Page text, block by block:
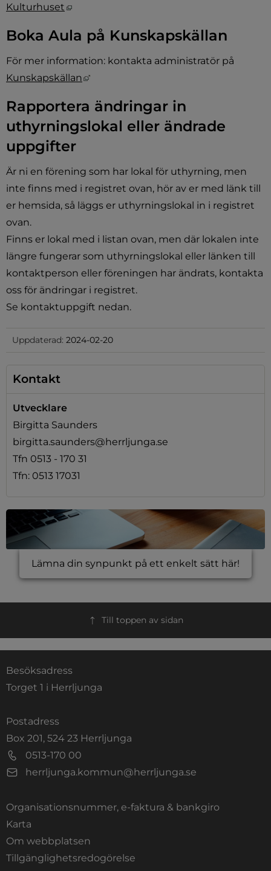
Kulturhuset
Boka Aula på Kunskapskällan
Kunskapskällan
Länk till annan webbplats, öppnas i
Rapportera ändringar in
uthyrningslokal eller ändrade
uppgifter
Är ni en förening som har lokal för uthyrning, men
inte finns med i registret ovan, hör av er med länk till
er hemsida, så läggs er uthyrningslokal in i registret
ovan.
Finns er lokal med i listan ovan, men där lokalen inte
längre fungerar som uthyrningslokal eller länken till
kontaktperson eller föreningen har ändrats, kontakta
oss för ändringar i registret.
Se kontaktuppgift nedan.
Uppdaterad: 2024-02-20
Kontakt
Utvecklare
Birgitta Saunders
birgitta.saunders@herrljunga.se
Tfn 0513 - 170 31
Tfn: 0513 17031
Lämna din synpunkt på ett enkelt sätt här!
Till toppen av sidan
Besöksadress
Torget 1 i Herrljunga
Postadress
Box 201, 524 23 Herrljunga
0513-170 00
herrljunga.kommun@herrljunga.se
Organisationsnummer, e-faktura & bankgiro
Karta
Om webbplatsen
Tillgänglighetsredogörelse